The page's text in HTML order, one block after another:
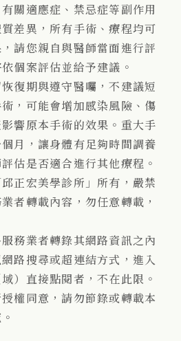
關適應症、禁忌症等副作用
差異，所有手術、療程均可
請您親自與醫師當面進行評
個案評估並給予建議。
復期與遵守醫囑，不建議短
，可能會增加感染風險、傷
響原本手術的效果。重大手
月，讓身體有足夠時間調養
估是否適合進行其他療程。
正宏美學診所」所有，嚴禁
者轉載內容，勿任意轉載，
務業者轉錄其網路資訊之內
路搜尋或超連結方式，進入
）直接點閱者，不在此限。
權同意，請勿節錄或轉載本